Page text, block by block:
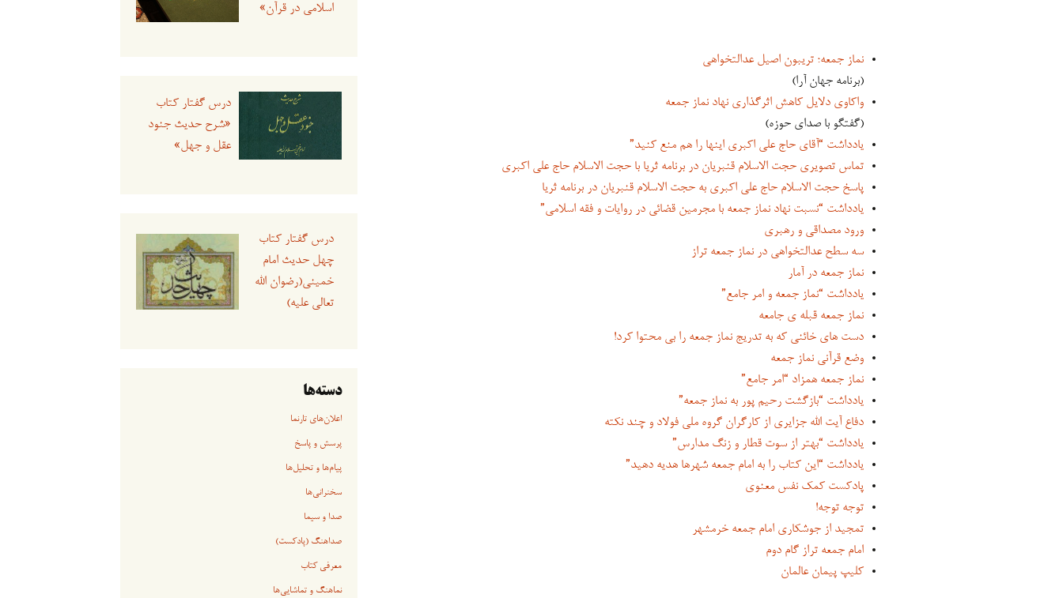
نماز جمعه؛ تریبون اصیل عدالتخواهی
(برنامه جهان آرا)
واکاوی دلایل کاهش اثرگذاری نهاد نماز جمعه
(گفتگو با صدای حوزه)
یادداشت “آقای حاج علی اکبری اینها را هم منع کنید”
تماس تصویری حجت الاسلام قنبریان در برنامه ثریا با حجت الاسلام حاج علی اکبری
پاسخ حجت الاسلام حاج علی اکبری به حجت الاسلام قنبریان در برنامه ثریا
یادداشت “نسبت نهاد نماز جمعه با مجرمین قضائی در روایات و فقه اسلامی”
ورود مصداقی و رهبری
سه سطح عدالتخواهی در نماز جمعه تراز
نماز جمعه در آمار
یادداشت “نماز جمعه و امر جامع”
نماز جمعه قبله ی جامعه
دست های خائنی که به تدریج نماز جمعه را بی محتوا کرد!
وضع قرآنی نماز جمعه
نماز جمعه همزاد “امر جامع”
یادداشت “بازگشت رحیم پور به نماز جمعه”
دفاع آیت الله جزایری از کارگران گروه ملی فولاد و چند نکته
یادداشت “بهتر از سوت قطار و زنگ مدارس”
یادداشت “این کتاب را به امام جمعه شهرها هدیه دهید”
پادکست کمک نفس معنوی
توجه توجه!
تمجید از جوشکاری امام جمعه خرمشهر
امام جمعه تراز گام دوم
کلیپ پیمان عالمان
اسلامی در قرآن»
درس گفتار کتاب
«شرح حدیث جنود
عقل و جهل»
درس گفتار کتاب
چهل حدیث امام
خمینی(رضوان الله
تعالی علیه)
دسته‌ها
اعلان‌های تارنما
پرسش و پاسخ
پیام‌ها و تحلیل‌ها
سخنرانی‏‏‌ها
صدا و سیما
صداهنگ (پادکست)
معرفی کتاب
نماهنگ و تماشایی‌ها